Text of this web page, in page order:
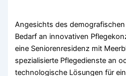
Angesichts des
Bedarf an innovativen
eine Seniorenresidenz mit
spezialisierte Pflegedienste an
technologische Lösungen für